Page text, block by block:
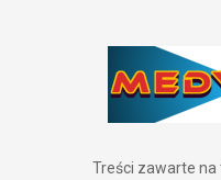
Treści zawarte na